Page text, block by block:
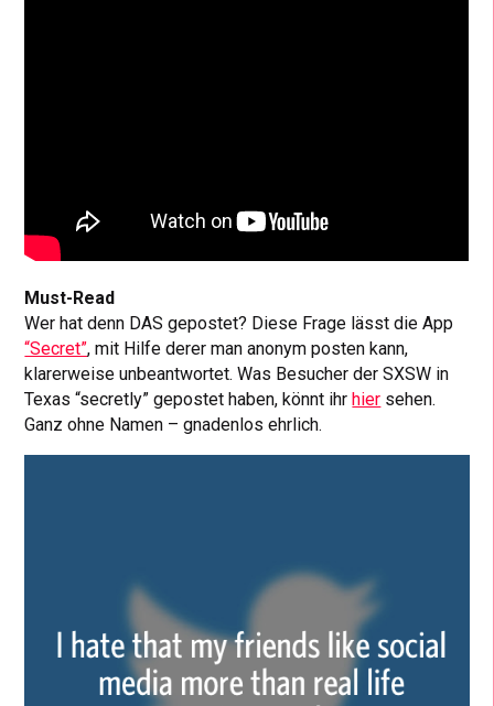
Must-Read
Wer hat denn DAS gepostet? Diese Frage lässt die App
“Secret”, mit Hilfe derer man anonym posten kann,
klarerweise unbeantwortet. Was Besucher der SXSW in
Texas “secretly” gepostet haben, könnt ihr hier sehen.
Ganz ohne Namen – gnadenlos ehrlich.